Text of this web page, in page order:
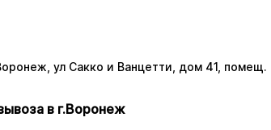
ул Сакко и Ванцетти, дом 41, помещ.
в г.Воронеж